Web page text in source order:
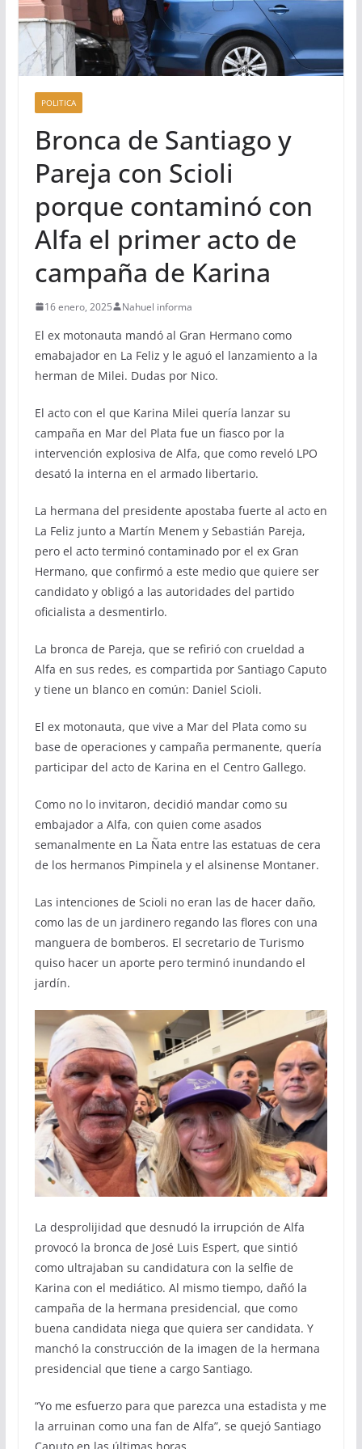
POLITICA
Bronca de Santiago y
Pareja con Scioli
porque contaminó con
Alfa el primer acto de
campaña de Karina
16 enero, 2025 Nahuel informa
El ex motonauta mandó al Gran Hermano como
emabajador en La Feliz y le aguó el lanzamiento a la
herman de Milei. Dudas por Nico.
El acto con el que Karina Milei quería lanzar su
campaña en Mar del Plata fue un fiasco por la
intervención explosiva de Alfa, que como reveló LPO
desató la interna en el armado libertario.
La hermana del presidente apostaba fuerte al acto en
La Feliz junto a Martín Menem y Sebastián Pareja,
pero el acto terminó contaminado por el ex Gran
Hermano, que confirmó a este medio que quiere ser
candidato y obligó a las autoridades del partido
oficialista a desmentirlo.
La bronca de Pareja, que se refirió con crueldad a
Alfa en sus redes, es compartida por Santiago Caputo
y tiene un blanco en común: Daniel Scioli.
El ex motonauta, que vive a Mar del Plata como su
base de operaciones y campaña permanente, quería
participar del acto de Karina en el Centro Gallego.
Como no lo invitaron, decidió mandar como su
embajador a Alfa, con quien come asados
semanalmente en La Ñata entre las estatuas de cera
de los hermanos Pimpinela y el alsinense Montaner.
Las intenciones de Scioli no eran las de hacer daño,
como las de un jardinero regando las flores con una
manguera de bomberos. El secretario de Turismo
quiso hacer un aporte pero terminó inundando el
jardín.
La desprolijidad que desnudó la irrupción de Alfa
provocó la bronca de José Luis Espert, que sintió
como ultrajaban su candidatura con la selfie de
Karina con el mediático. Al mismo tiempo, dañó la
campaña de la hermana presidencial, que como
buena candidata niega que quiera ser candidata. Y
manchó la construcción de la imagen de la hermana
presidencial que tiene a cargo Santiago.
“Yo me esfuerzo para que parezca una estadista y me
la arruinan como una fan de Alfa”, se quejó Santiago